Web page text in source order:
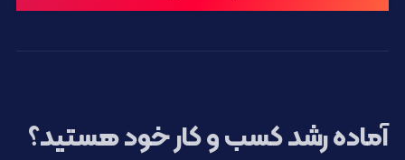
آماده رشد کسب و کار خود هستید؟